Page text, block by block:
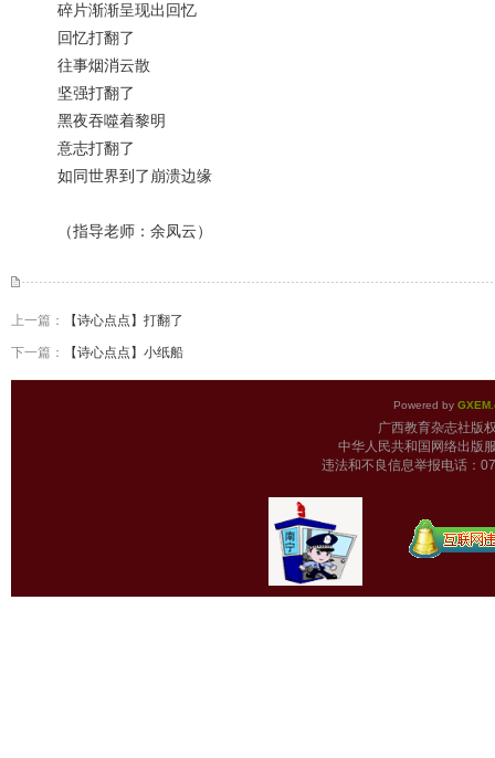
碎片渐渐呈现出回忆
回忆打翻了
往事烟消云散
坚强打翻了
黑夜吞噬着黎明
意志打翻了
如同世界到了崩溃边缘
（指导老师：余凤云）
上一篇： 【诗心点点】打翻了
下一篇： 【诗心点点】小纸船
Powered by
广西教育杂志
中华人民共和国网络出版
违法和不良信息举报电话：